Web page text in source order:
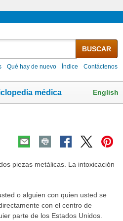
BUSCAR
Qué hay de nuevo Índice Contáctenos
médica English
piezas metálicas. La intoxicación
o alguien con quien usted se
con el centro de
parte de los Estados Unidos.